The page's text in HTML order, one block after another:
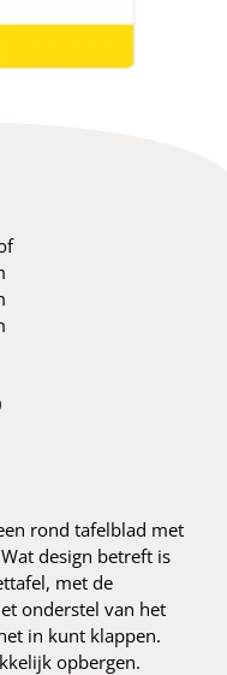
rond tafelblad met
design betreft is
met de
onderstel van het
in kunt klappen.
opbergen.